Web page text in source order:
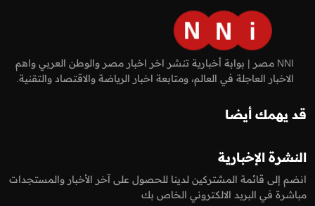
NNI مصر | بوابة أخبارية تنشر اخر اخبار مصر والوطن العربي واهم
الاخبار العاجلة في العالم، ومتابعة اخبار الرياضة والاقتصاد والتقنية.
قد يهمك أيضا
النشرة الإخبارية
انضم إلى قائمة المشتركين لدينا للحصول على آخر الأخبار والمستجدات
مباشرة في البريد الالكتروني الخاص بك